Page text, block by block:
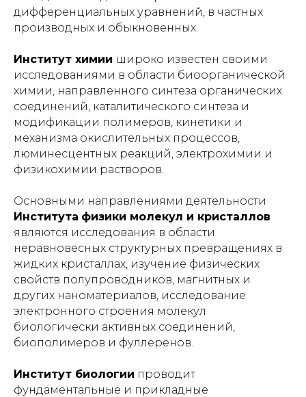
дифференциальных уравнений, в частных
производных и обыкновенных.
Институт химии широко известен своими
исследованиями в области биоорганической
химии, направленного синтеза органических
соединений, каталитического синтеза и
модификации полимеров, кинетики и
механизма окислительных процессов,
люминесцентных реакций, электрохимии и
физикохимии растворов.
Основными направлениями деятельности
Института физики молекул и кристаллов
являются исследования в области
неравновесных структурных превращениях в
жидких кристаллах, изучение физических
свойств полупроводников, магнитных и
других наноматериалов, исследование
электронного строения молекул
биологически активных соединений,
биополимеров и фуллеренов.
Институт биологии проводит
фундаментальные и прикладные